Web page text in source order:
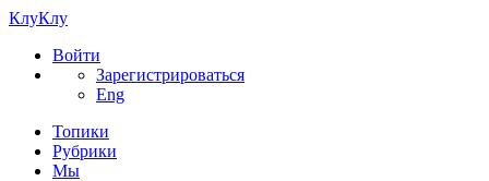
КлуКлу
Войти
Зарегистрироваться
Eng
Топики
Рубрики
Мы